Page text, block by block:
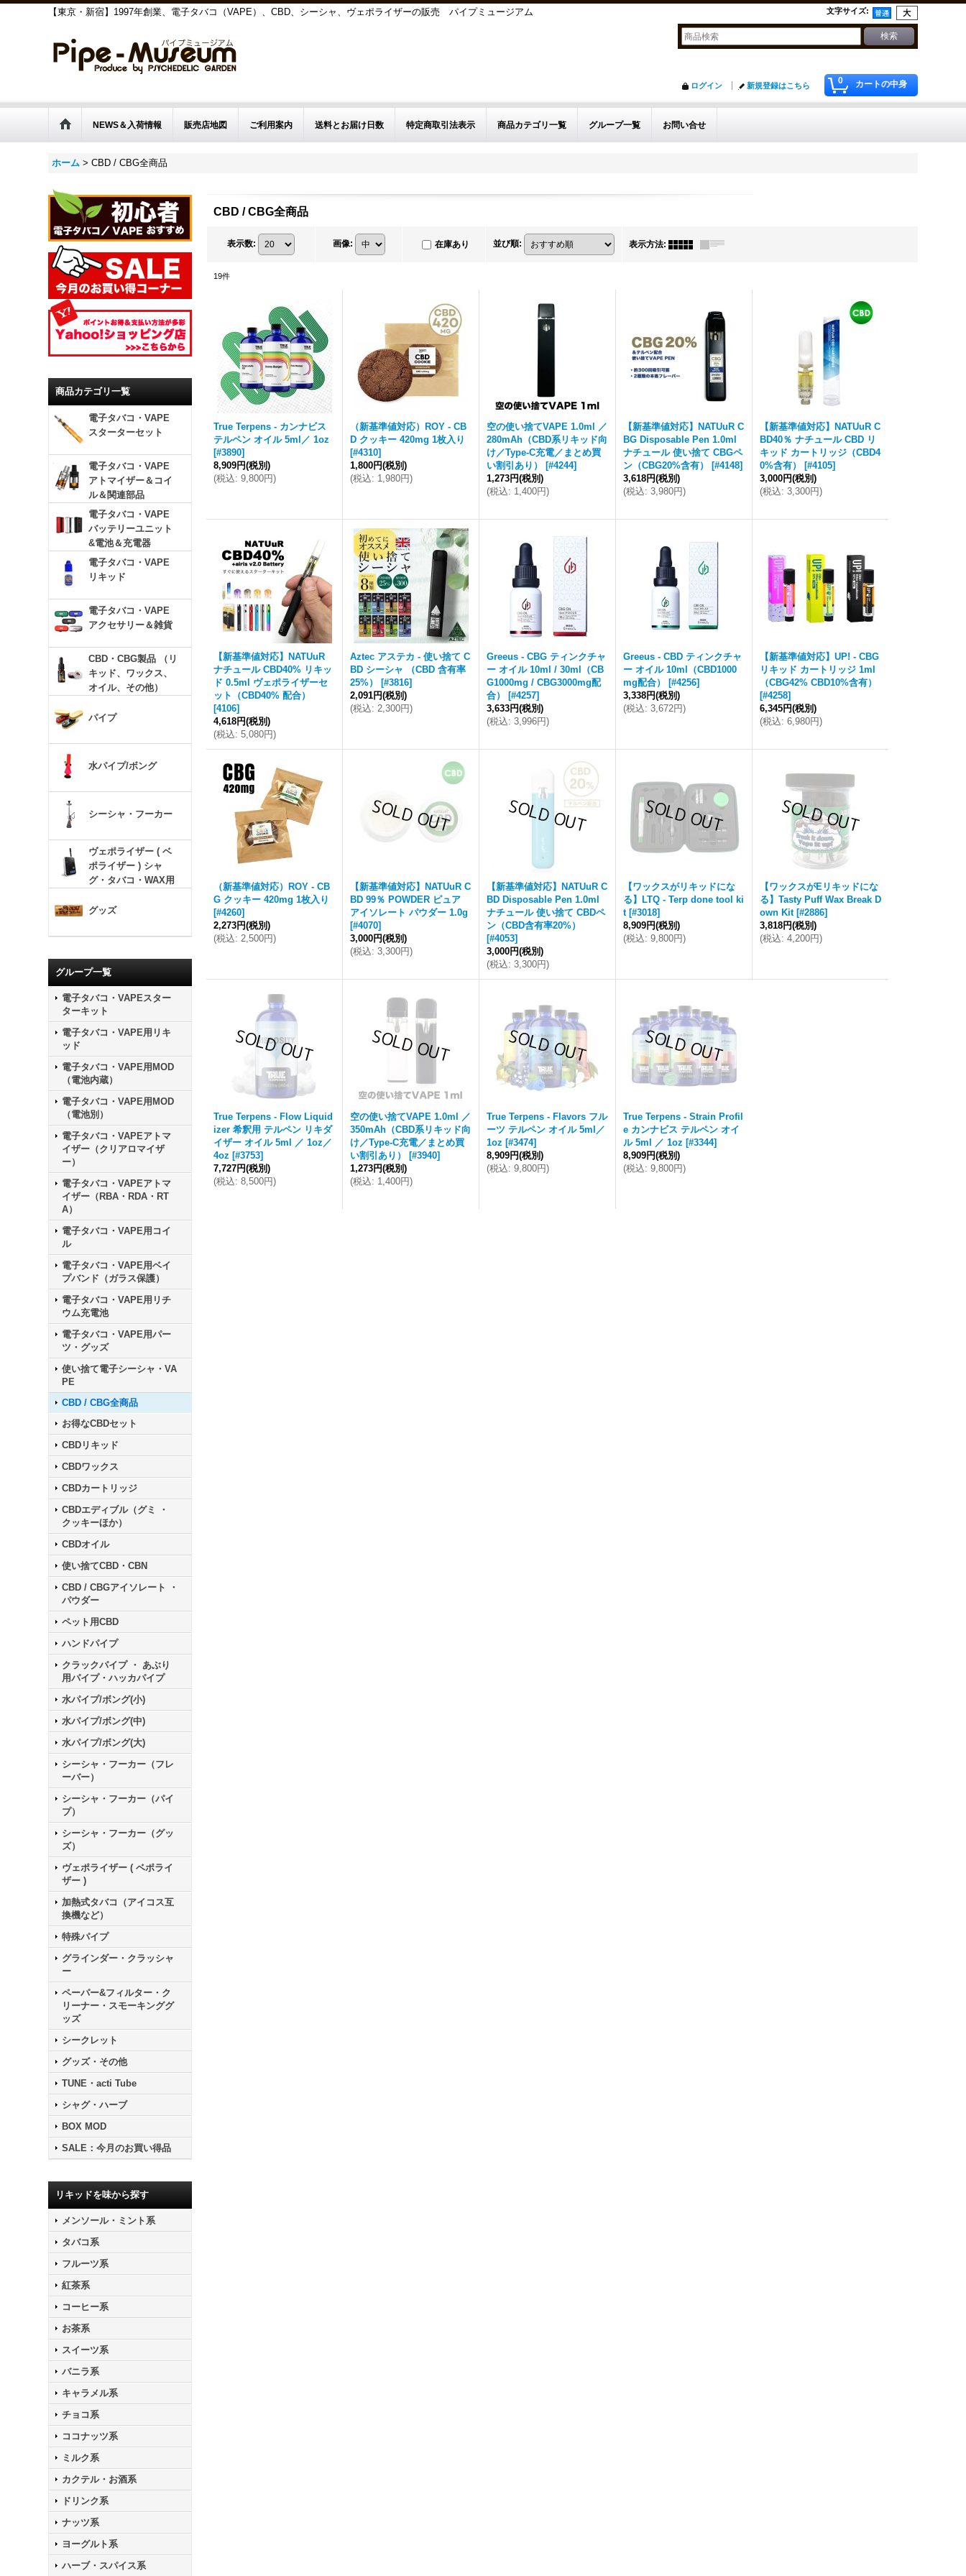
【東京・新宿】1997年創業、電子タバコ（VAPE）、CBD、シーシャ、ヴェポライザーの販売 パイプミュージアム 文字サイズ:
0 カートの中身
ログイン 新規登録はこちら
NEWS＆入荷情報 販売店地図 ご利用案内 送料とお届け日数 特定商取引法表示 商品カテゴリ一覧 グループ一覧 お問い合せ
ホーム > CBD / CBG全商品
商品カテゴリ一覧
電子タバコ・VAPE
スターターセット
電子タバコ・VAPE
アトマイザー＆コイ
ル＆関連部品
電子タバコ・VAPE
バッテリーユニット
&電池＆充電器
電子タバコ・VAPE
リキッド
電子タバコ・VAPE
アクセサリー＆雑貨
CBD・CBG製品 （リ
キッド、ワックス、
オイル、その他）
パイプ
水パイプ/ボング
シーシャ・フーカー
ヴェポライザー ( ベ
ポライザー ) シャ
グ・タバコ・WAX用
グッズ
グループ一覧
電子タバコ・VAPEスター
ターキット
電子タバコ・VAPE用リキ
ッド
電子タバコ・VAPE用MOD
（電池内蔵）
電子タバコ・VAPE用MOD
（電池別）
電子タバコ・VAPEアトマ
イザー（クリアロマイザ
ー）
電子タバコ・VAPEアトマ
イザー（RBA・RDA・RT
A）
電子タバコ・VAPE用コイ
ル
電子タバコ・VAPE用ベイ
プバンド（ガラス保護）
電子タバコ・VAPE用リチ
ウム充電池
電子タバコ・VAPE用パー
ツ・グッズ
使い捨て電子シーシャ・VA
PE
CBD / CBG全商品
お得なCBDセット
CBDリキッド
CBDワックス
CBDカートリッジ
CBDエディブル（グミ ・
クッキーほか）
CBDオイル
使い捨てCBD・CBN
CBD / CBGアイソレート ・
パウダー
ペット用CBD
ハンドパイプ
クラックパイプ ・ あぶり
用パイプ・ハッカパイプ
水パイプ/ボング(小)
水パイプ/ボング(中)
水パイプ/ボング(大)
シーシャ・フーカー（フレ
ーバー）
シーシャ・フーカー（パイ
プ）
シーシャ・フーカー（グッ
ズ）
ヴェポライザー ( ベポライ
ザー )
加熱式タバコ（アイコス互
換機など）
特殊パイプ
グラインダー・クラッシャ
ー
ペーパー&フィルター・ク
リーナー・スモーキンググ
ッズ
シークレット
グッズ・その他
TUNE・acti Tube
シャグ・ハーブ
BOX MOD
SALE：今月のお買い得品
リキッドを味から探す
メンソール・ミント系
タバコ系
フルーツ系
紅茶系
コーヒー系
お茶系
スイーツ系
バニラ系
キャラメル系
チョコ系
ココナッツ系
ミルク系
カクテル・お酒系
ドリンク系
ナッツ系
ヨーグルト系
ハーブ・スパイス系
CBD / CBG全商品
表示数: 画像: 在庫あり 並び順: 表示方法:
19件
True Terpens - カンナビス
テルペン オイル 5ml／ 1oz
[#3890]
8,909円(税別)
(税込: 9,800円)
（新基準値対応）ROY - CB
D クッキー 420mg 1枚入り
[#4310]
1,800円(税別)
(税込: 1,980円)
空の使い捨てVAPE 1.0ml ／
280mAh（CBD系リキッド向
け／Type-C充電／まとめ買
い割引あり）
[#4244]
1,273円(税別)
(税込: 1,400円)
【新基準値対応】NATUuR C
BG Disposable Pen 1.0ml
ナチュール 使い捨て CBGペ
ン（CBG20%含有）
[#4148]
3,618円(税別)
(税込: 3,980円)
【新基準値対応】NATUuR C
BD40％ ナチュール CBD リ
キッド カートリッジ（CBD4
0%含有）
[#4105]
3,000円(税別)
(税込: 3,300円)
【新基準値対応】NATUuR
ナチュール CBD40% リキッ
ド 0.5ml ヴェポライザーセ
ット（CBD40% 配合）
[4106]
4,618円(税別)
(税込: 5,080円)
Aztec アステカ - 使い捨て C
BD シーシャ （CBD 含有率
25%）
[#3816]
2,091円(税別)
(税込: 2,300円)
Greeus - CBG ティンクチャ
ー オイル 10ml / 30ml（CB
G1000mg / CBG3000mg配
合）
[#4257]
3,633円(税別)
(税込: 3,996円)
Greeus - CBD ティンクチャ
ー オイル 10ml（CBD1000
mg配合）
[#4256]
3,338円(税別)
(税込: 3,672円)
【新基準値対応】UP! - CBG
リキッド カートリッジ 1ml
（CBG42% CBD10%含有）
[#4258]
6,345円(税別)
(税込: 6,980円)
（新基準値対応）ROY - CB
G クッキー 420mg 1枚入り
[#4260]
2,273円(税別)
(税込: 2,500円)
【新基準値対応】NATUuR C
BD 99％ POWDER ピュア
アイソレート パウダー 1.0g
[#4070]
3,000円(税別)
(税込: 3,300円)
【新基準値対応】NATUuR C
BD Disposable Pen 1.0ml
ナチュール 使い捨て CBDペ
ン（CBD含有率20%）
[#4053]
3,000円(税別)
(税込: 3,300円)
【ワックスがリキッドにな
る】LTQ - Terp done tool ki
t [#3018]
8,909円(税別)
(税込: 9,800円)
【ワックスがEリキッドにな
る】Tasty Puff Wax Break D
own Kit [#2886]
3,818円(税別)
(税込: 4,200円)
True Terpens - Flow Liquid
izer 希釈用 テルペン リキダ
イザー オイル 5ml ／ 1oz／
4oz [#3753]
7,727円(税別)
(税込: 8,500円)
空の使い捨てVAPE 1.0ml ／
350mAh（CBD系リキッド向
け／Type-C充電／まとめ買
い割引あり）
[#3940]
1,273円(税別)
(税込: 1,400円)
True Terpens - Flavors フル
ーツ テルペン オイル 5ml／
1oz [#3474]
8,909円(税別)
(税込: 9,800円)
True Terpens - Strain Profil
e カンナビス テルペン オイ
ル 5ml ／ 1oz [#3344]
8,909円(税別)
(税込: 9,800円)